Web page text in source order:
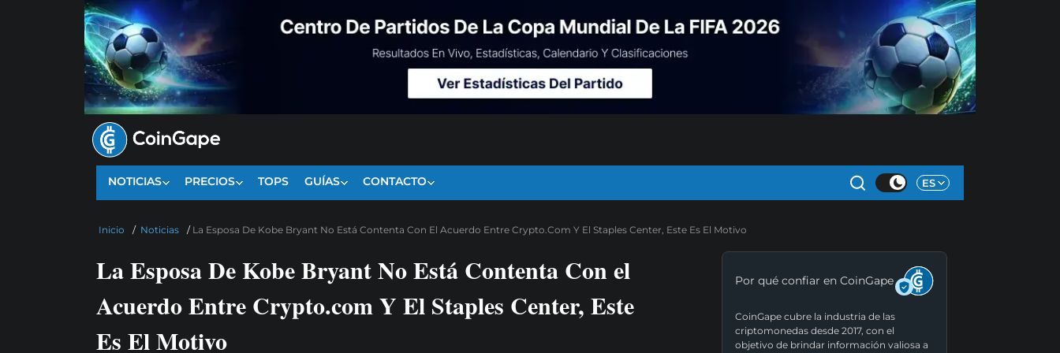
NOTICIAS PRECIOS TOPS GUÍAS CONTACTO ES
Inicio / Noticias / La Esposa De Kobe Bryant No Está Contenta Con El Acuerdo Entre Crypto.com Y El Staples Center, Este Es El Motivo
La Esposa De Kobe Bryant No Está Contenta Con el
Acuerdo Entre Crypto.com Y El Staples Center, Este
Es El Motivo
Por qué confiar en CoinGape
CoinGape cubre la industria de las
criptomonedas desde 2017, con el
objetivo de brindar información valiosa a